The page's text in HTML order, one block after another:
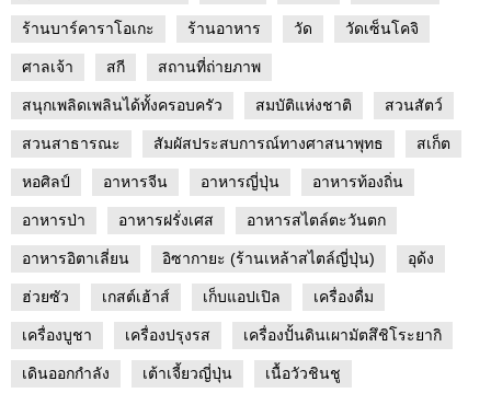
ร้านบาร์คาราโอเกะ ร้านอาหาร วัด วัดเซ็นโคจิ
ศาลเจ้า สกี สถานที่ถ่ายภาพ
สนุกเพลิดเพลินได้ทั้งครอบครัว สมบัติแห่งชาติ สวนสัตว์
สวนสาธารณะ สัมผัสประสบการณ์ทางศาสนาพุทธ สเก็ต
หอศิลป์ อาหารจีน อาหารญี่ปุ่น อาหารท้องถิ่น
อาหารป่า อาหารฝรั่งเศส อาหารสไตล์ตะวันตก
อาหารอิตาเลี่ยน อิซากายะ (ร้านเหล้าสไตล์ญี่ปุ่น) อุด้ง
ฮ่วยซัว เกสต์เฮ้าส์ เก็บแอปเปิล เครื่องดื่ม
เครื่องบูชา เครื่องปรุงรส เครื่องปั้นดินเผามัตสึชิโระยากิ
เดินออกกำลัง เต้าเจี้ยวญี่ปุ่น เนื้อวัวชินชู